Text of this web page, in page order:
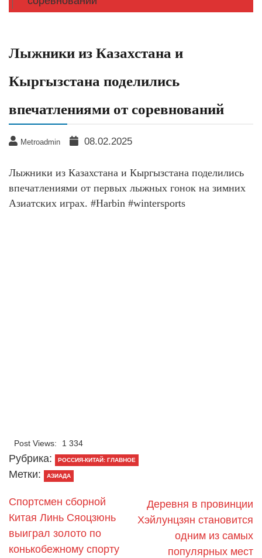
Лыжники из Казахстана и
Кыргызстана поделились
впечатлениями от соревнований
Metroadmin 08.02.2025
Лыжники из Казахстана и Кыргызстана поделились
впечатлениями от первых лыжных гонок на зимних
Азиатских играх. #Harbin #wintersports
Post Views: 1 334
Рубрика: РОССИЯ-КИТАЙ: ГЛАВНОЕ
Метки: АЗИАДА
Спортсмен сборной
Китая Линь Сяоцзюнь
выиграл золото по
конькобежному спорту
Деревня в провинции
Хэйлунцзян становится
одним из самых
популярных мест